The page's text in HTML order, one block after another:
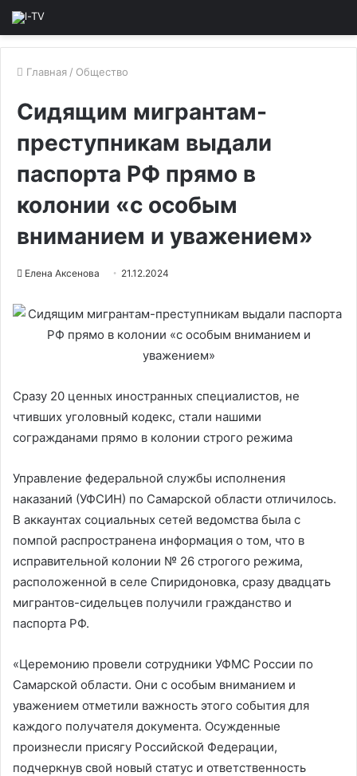
Главная / Общество
Сидящим мигрантам-
преступникам выдали
паспорта РФ прямо в
колонии «с особым
вниманием и уважением»
Елена Аксенова 21.12.2024
Сразу 20 ценных иностранных специалистов, не
чтивших уголовный кодекс, стали нашими
согражданами прямо в колонии строго режима
Управление федеральной службы исполнения
наказаний (УФСИН) по Самарской области отличилось.
В аккаунтах социальных сетей ведомства была с
помпой распространена информация о том, что в
исправительной колонии № 26 строгого режима,
расположенной в селе Спиридоновка, сразу двадцать
мигрантов-сидельцев получили гражданство и
паспорта РФ.
«Церемонию провели сотрудники УФМС России по
Самарской области. Они с особым вниманием и
уважением отметили важность этого события для
каждого получателя документа. Осужденные
произнесли присягу Российской Федерации,
подчеркнув свой новый статус и ответственность